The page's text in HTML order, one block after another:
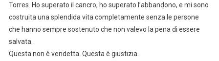
Torres. Ho superato il cancro, ho superato l’abbandono, e mi sono
costruita una splendida vita completamente senza le persone
che hanno sempre sostenuto che non valevo la pena di essere
salvata.
Questa non è vendetta. Questa è giustizia.